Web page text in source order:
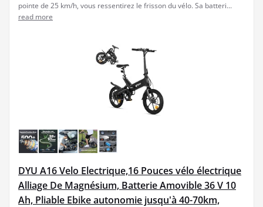
pointe de 25 km/h, vous ressentirez le frisson du vélo. Sa batteri...
read more
DYU A16 Velo Electrique,16 Pouces vélo électrique
Alliage De Magnésium, Batterie Amovible 36 V 10
Ah, Pliable Ebike autonomie jusqu'à 40-70km,